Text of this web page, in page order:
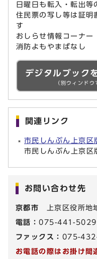
日曜日も転入・転出等
住民票の写し等は証明
す
おしらせ情報コーナー
消防よもやまばなし
デジタルブック
（別ウィンドウ
関連リンク
市民しんぶん上京区
市民しんぶん上京区
お問い合わせ先
京都市 上京区役所地
電話：075-441-5029
ファックス： 075-
お電話の際はお掛け間